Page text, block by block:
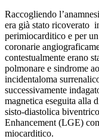
Raccogliendo
era già stato ricoverato
perimiocarditico e per
coronarie
contestualmente erano
polmonare e sindrome
incidentaloma
successivamente
magnetica eseguita alla
sisto-diastolica
Enhancement (LGE)
miocarditico.